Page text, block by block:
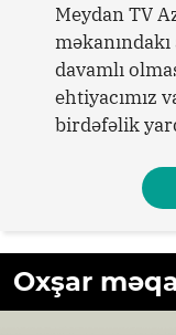
Meydan TV
davamlı
ehtiyacımız
birdəfəlik
Oxşar